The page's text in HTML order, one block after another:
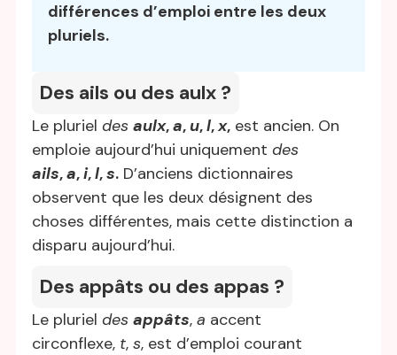
différences d’emploi entre les deux
pluriels.
Des ails ou des aulx ?
Le pluriel des aulx,a, u,l,x, est ancien. On
emploie aujourd’hui uniquement des
ails,a,i,l,s. D’anciens dictionnaires
observent que les deux désignent des
choses différentes, mais cette distinction a
disparu aujourd’hui.
Des appâts ou des appas ?
Le pluriel des appâts, a accent
circonflexe, t, s, est d’emploi courant